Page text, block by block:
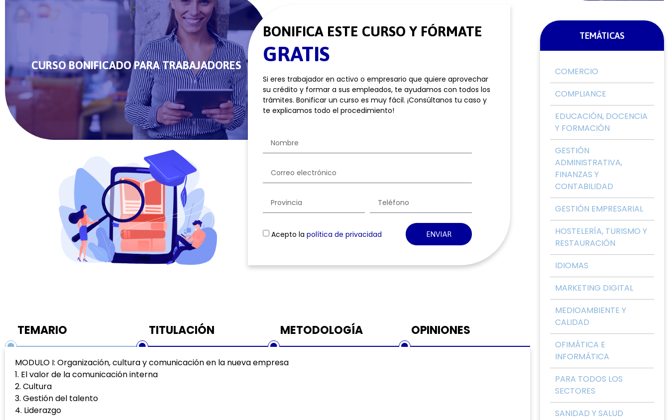
CURSO BONIFICADO PARA TRABAJADORES
BONIFICA ESTE CURSO Y FÓRMATE
GRATIS
Si eres trabajador en activo o empresario que quiere aprovechar
su crédito y formar a sus empleados, te ayudamos con todos los
trámites. Bonificar un curso es muy fácil. ¡Consúltanos tu caso y
te explicamos todo el procedimiento!
Acepto la política de privacidad ENVIAR
TEMARIO TITULACIÓN METODOLOGÍA OPINIONES
MODULO I: Organización, cultura y comunicación en la nueva empresa
1. El valor de la comunicación interna
2. Cultura
3. Gestión del talento
4. Liderazgo
TEMÁTICAS
COMERCIO
COMPLIANCE
EDUCACIÓN, DOCENCIA
Y FORMACIÓN
GESTIÓN
ADMINISTRATIVA,
FINANZAS Y
CONTABILIDAD
GESTIÓN EMPRESARIAL
HOSTELERÍA, TURISMO Y
RESTAURACIÓN
IDIOMAS
MARKETING DIGITAL
MEDIOAMBIENTE Y
CALIDAD
OFIMÁTICA E
INFORMÁTICA
PARA TODOS LOS
SECTORES
SANIDAD Y SALUD